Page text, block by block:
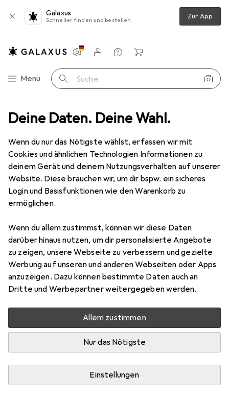
Deine Daten. Deine Wahl.
Wenn du nur das Nötigste wählst, erfassen wir mit
Cookies und ähnlichen Technologien Informationen zu
deinem Gerät und deinem Nutzungsverhalten auf unserer
Website. Diese brauchen wir, um dir bspw. ein sicheres
Login und Basisfunktionen wie den Warenkorb zu
ermöglichen.
Wenn du allem zustimmst, können wir diese Daten
darüber hinaus nutzen, um dir personalisierte Angebote
zu zeigen, unsere Webseite zu verbessern und gezielte
Werbung auf unseren und anderen Webseiten oder Apps
anzuzeigen. Dazu können bestimmte Daten auch an
Dritte und Werbepartner weitergegeben werden.
Allem zustimmen
Nur das Nötigste
Einstellungen
Galaxus
Schneller finden und bestellen Zur App
Navigation nach Kategorien
Menü Suche
Einstellungen
Kundenkonto
Vergleichslisten
Merklisten
Warenkorb
Boxspringbett vidaXL Falinano (Schlichtes Design)
EUR
381,49
vidaXLFalinano (Schlichtes Design)
100 x 200 cm
Zubehör für vidaXL Falinano
(Schlichtes Design)
Hier findest du passendes Zubehör zum Produkt vidaXL
Falinano (Schlichtes Design).
Relevanz
Keine Produkte gefunden